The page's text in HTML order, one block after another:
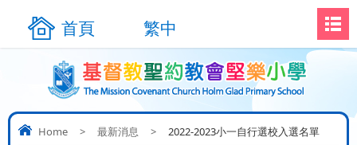
首頁 繁中
Home > 最新消息 > 2022-2023小一自行選校入選名單